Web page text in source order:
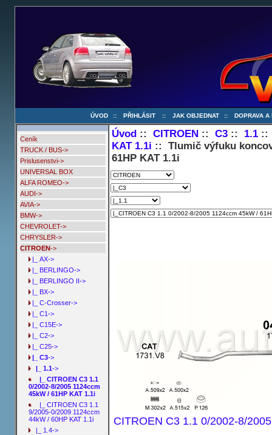
ÚVOD :: PŘIHLÁSIT :: JAK OBJEDNAT :: DOPRAVA A
Ceník
TRUCK / BUS->
Prislusenstvi->
UNIVERSAL BOX
ALFA ROMEO->
AUDI->
AVIA->
BMW->
CHEVROLET->
CHRYSLER->
CITROEN->
|_ AX->
|_ BERLINGO->
|_ BERLINGO II->
|_ BX->
|_ C-Crosser->
|_ C1->
|_ C15E->
|_ C2->
|_ C25->
|_ C3->
|_ 1.1->
|_ CITROEN C3 1.1
0/2002-8/2005 1124ccm
45kW / 61HP KAT 1.1i
|_ CITROEN C3 1.1
9/2005-0/2009 1124ccm
44kW / 60HP KAT 1.1i
|_ 1.4->
Úvod ::CITROEN ::C3 :: 1.1
KAT 1.1i :: Tlumič výfuku
61HP KAT 1.1i
CITROEN C3 1.1 0/2002-8/